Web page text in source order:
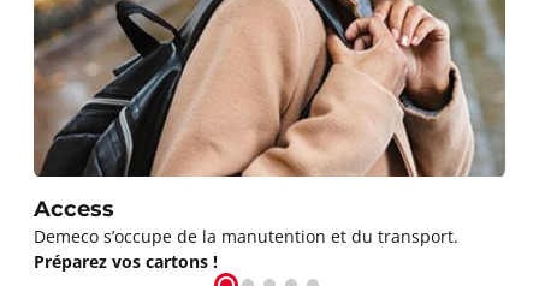
Access
Demeco s’occupe de la manutention et du transport.
Préparez vos cartons !